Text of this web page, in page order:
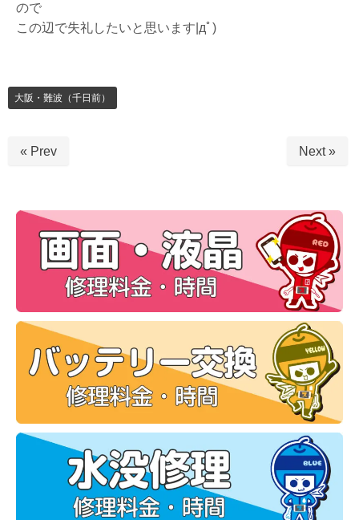
ので
この辺で失礼したいと思います|дﾟ)
大阪・難波（千日前）
« Prev Next »